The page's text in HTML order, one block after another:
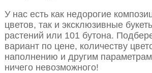
У нас есть как недорогие
цветов, так и эксклюзивные
растений или 101 бутона.
вариант по цене, количеству
наполнению и другим
ничего невозможного!